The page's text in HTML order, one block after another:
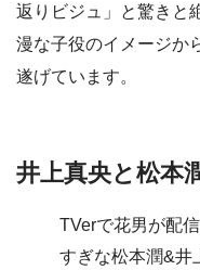
返りビジュ」と驚きと
漫な子役のイメージか
遂げています。
井上真央と松本
TVerで花男が配
すぎな松本潤&井